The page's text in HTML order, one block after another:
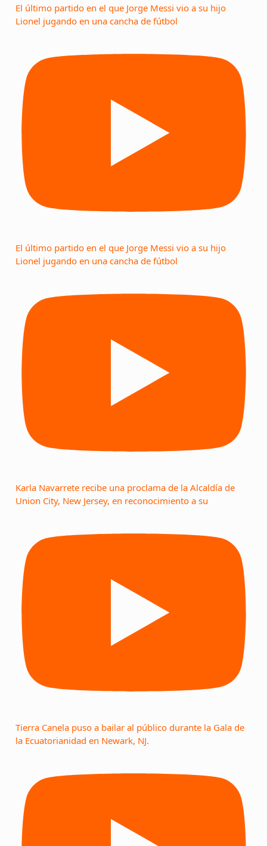
El último partido en el que Jorge Messi vio a su hijo
Lionel jugando en una cancha de fútbol
El último partido en el que Jorge Messi vio a su hijo
Lionel jugando en una cancha de fútbol
Karla Navarrete recibe una proclama de la Alcaldía de
Union City, New Jersey, en reconocimiento a su
Tierra Canela puso a bailar al público durante la Gala de
la Ecuatorianidad en Newark, NJ.